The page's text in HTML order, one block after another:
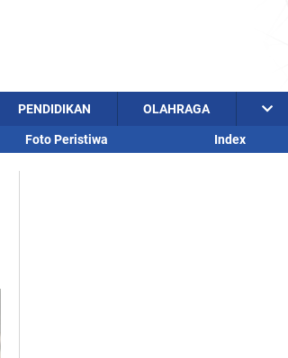
PENDIDIKAN OLAHRAGA
Foto Peristiwa Index